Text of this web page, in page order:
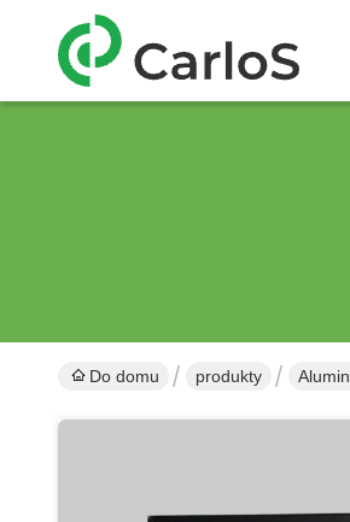
Do domu produkty